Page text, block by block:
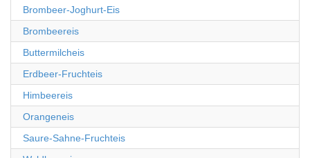
Brombeer-Joghurt-Eis
Brombeereis
Buttermilcheis
Erdbeer-Fruchteis
Himbeereis
Orangeneis
Saure-Sahne-Fruchteis